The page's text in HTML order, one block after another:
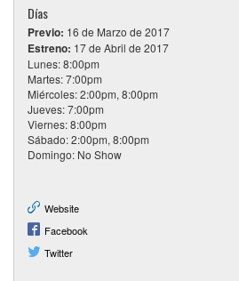
Días
Previo: 16 de Marzo de 2017
Estreno: 17 de Abril de 2017
Lunes: 8:00pm
Martes: 7:00pm
Miércoles: 2:00pm, 8:00pm
Jueves: 7:00pm
Viernes: 8:00pm
Sábado: 2:00pm, 8:00pm
Domingo: No Show
Website
Facebook
Twitter